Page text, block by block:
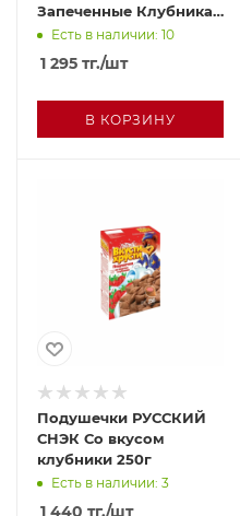
Запеченные Клубника
и малина 300г
Есть в наличии: 10
1 295 тг./шт
В КОРЗИНУ
Подушечки РУССКИЙ
СНЭК Со вкусом
клубники 250г
Есть в наличии: 3
1 440 тг./шт